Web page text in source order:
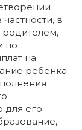
в
по
на
ребенка
для его